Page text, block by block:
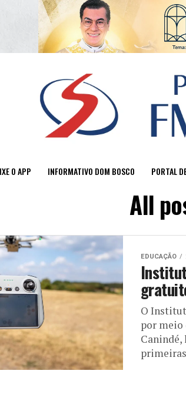
O APP INFORMATIVO DOM BOSCO PORTAL
All
EDUCAÇÃO
O
por meio
Canindé,